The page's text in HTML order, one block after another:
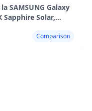
SAMSUNG Galaxy
Solar,
avantages,Comparison